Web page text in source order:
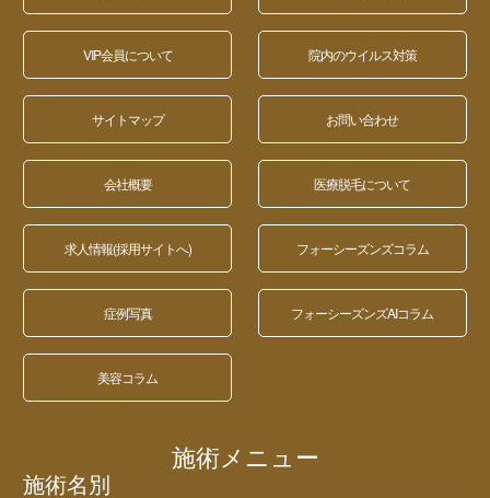
VIP会員について 院内のウイルス対策
サイトマップ お問い合わせ
会社概要 医療脱毛について
求人情報(採用サイトへ) フォーシーズンズコラム
症例写真 フォーシーズンズAIコラム
美容コラム
施術メニュー
施術名別